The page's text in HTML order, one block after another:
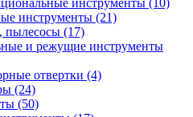
инструменты (10)
инструменты (21)
пылесосы (17)
и режущие инструменты
отвертки (4)
(24)
(50)